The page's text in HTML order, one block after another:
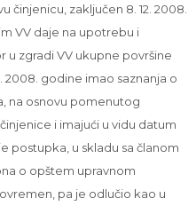
činjenicu, zaključen 8. 12. 2008.
VV daje na upotrebu i
zgradi VV ukupne površine
2008. godine imao saznanja o
na osnovu pomenutog
i imajući u vidu datum
postupka, u skladu sa članom
o opštem upravnom
pa je odlučio kao u